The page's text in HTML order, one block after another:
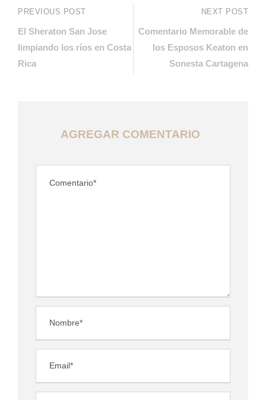
PREVIOUS POST
El Sheraton San Jose
limpiando los ríos en Costa
Rica
NEXT POST
Comentario Memorable de
los Esposos Keaton en
Sonesta Cartagena
AGREGAR COMENTARIO